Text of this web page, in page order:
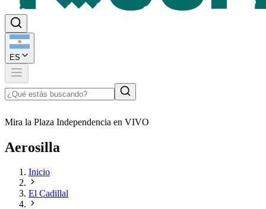
ES
Mira la Plaza Independencia en VIVO
Aerosilla
Inicio
El Cadillal